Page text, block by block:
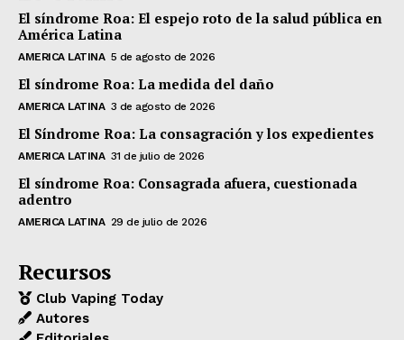
El síndrome Roa: El espejo roto de la salud pública en
América Latina
AMERICA LATINA 5 de agosto de 2026
El síndrome Roa: La medida del daño
AMERICA LATINA 3 de agosto de 2026
El Síndrome Roa: La consagración y los expedientes
AMERICA LATINA 31 de julio de 2026
El síndrome Roa: Consagrada afuera, cuestionada
adentro
AMERICA LATINA 29 de julio de 2026
Recursos
Club Vaping Today
Autores